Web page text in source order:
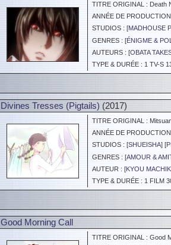
TITRE ORIGINAL : Death
ANNÉE DE
STUDIOS : [MADHOUSE
GENRES : [ÉNIGME &
AUTEURS : [OBATA
TYPE & DURÉE : 1 TV-S
Divines Tresses (Pigtails) (2017)
TITRE ORIGINAL :
ANNÉE DE
STUDIOS : [SHUEISHA] [
GENRES : [AMOUR &
AUTEUR : [KYOU
TYPE & DURÉE : 1 FILM
Good Morning Call
TITRE ORIGINAL : Good